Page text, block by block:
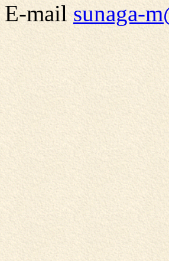
E-mailsunaga-